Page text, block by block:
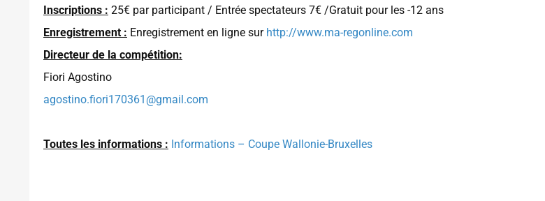
Inscriptions : 25€ par participant / Entrée spectateurs 7€ /Gratuit pour les -12 ans
Enregistrement : Enregistrement en ligne sur http://www.ma-regonline.com
Directeur de la compétition:
Fiori Agostino
agostino.fiori170361@gmail.com
Toutes les informations : Informations – Coupe Wallonie-Bruxelles